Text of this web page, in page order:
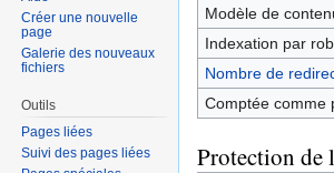
Modèle de
Indexation par
Nombre de
Comptée comme
Protection de
Créer une nouvelle
page
Galerie des nouveaux
fichiers
Outils
Pages liées
Suivi des pages liées